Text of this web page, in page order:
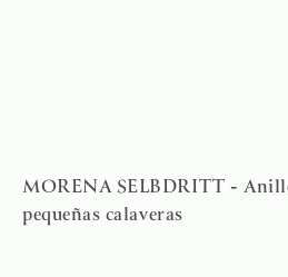
MORENA SELBDRITT -
pequeñas calaveras